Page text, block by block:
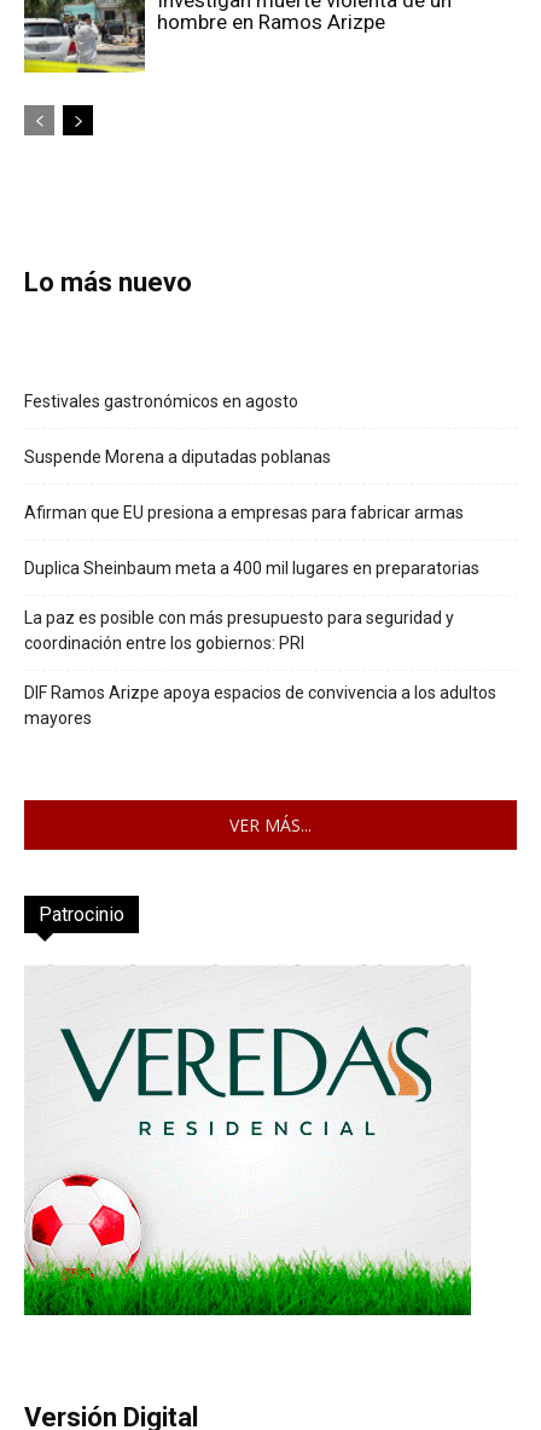
hombre en Ramos Arizpe
Lo más nuevo
Festivales gastronómicos en agosto
Suspende Morena a diputadas poblanas
Afirman que EU presiona a empresas para fabricar armas
Duplica Sheinbaum meta a 400 mil lugares en preparatorias
La paz es posible con más presupuesto para seguridad y
coordinación entre los gobiernos: PRI
DIF Ramos Arizpe apoya espacios de convivencia a los adultos
mayores
VER MÁS...
Patrocinio
Versión Digital